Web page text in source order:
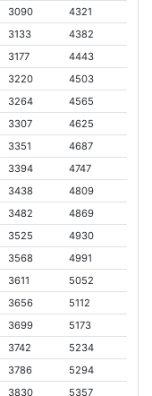
3090
4321
3133
4382
3177
4443
3220
4503
3264
4565
3307
4625
3351
4687
3394
4747
3438
4809
3482
4869
3525
4930
3568
4991
3611
5052
3656
5112
3699
5173
3742
5234
3786
5294
3830
5357